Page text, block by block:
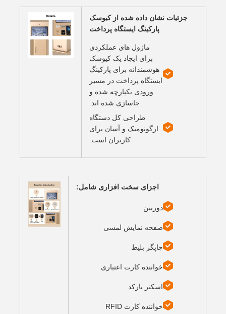
جزئیات نشان داده شده از کیوسک
پارکینگ ایستگاه پرداخت
ماژول های عملکردی
برای ایجاد یک کیوسک
هوشمندانه برای پارکینگ
ایستگاه پرداخت در مسیر
ورودی یکپارچه شده و
جاسازی شده اند.
طراحی کل دستگاه
ارگونومیک و آسان برای
کاربران است.
اجزای سخت افزاری شامل:
دوربین
صفحه نمایش لمسی
چاپگر بلیط
خواننده کارت اعتباری
اسکنر بارکد
خواننده کارت RFID